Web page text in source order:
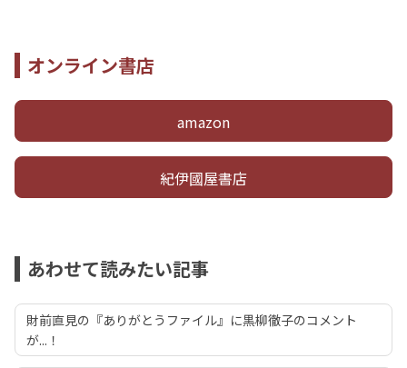
オンライン書店
amazon
紀伊國屋書店
あわせて読みたい記事
財前直見の『ありがとうファイル』に黒柳徹子のコメント
が...！